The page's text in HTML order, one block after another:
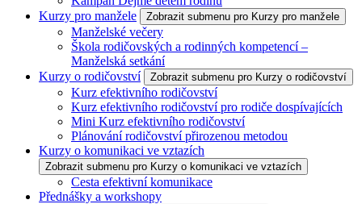
Kurzy pro manžele
Zobrazit submenu pro Kurzy pro manžele
Manželské večery
Škola rodičovských a rodinných kompetencí –
Manželská setkání
Kurzy o rodičovství
Zobrazit submenu pro Kurzy o rodičovství
Kurz efektivního rodičovství
Kurz efektivního rodičovství pro rodiče dospívajících
Mini Kurz efektivního rodičovství
Plánování rodičovství přirozenou metodou
Kurzy o komunikaci ve vztazích
Zobrazit submenu pro Kurzy o komunikaci ve vztazích
Cesta efektivní komunikace
Přednášky a workshopy